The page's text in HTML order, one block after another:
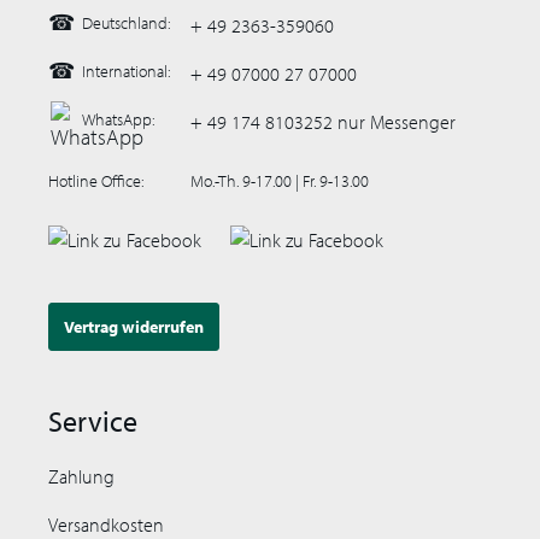
☎ Deutschland: + 49 2363-359060
☎ International: + 49 07000 27 07000
WhatsApp: + 49 174 8103252 nur Messenger
Hotline Office: Mo.-Th. 9-17.00 | Fr. 9-13.00
Vertrag widerrufen
Service
Zahlung
Versandkosten